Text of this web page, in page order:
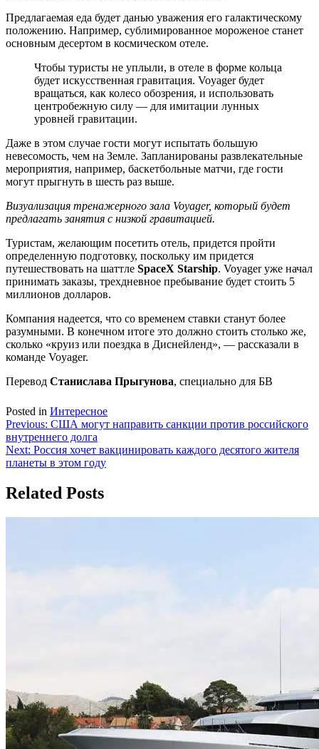
Предлагаемая еда будет данью уважения его галактическому
положению. Например, сублимированное мороженое станет
основным десертом в космическом отеле.
Чтобы туристы не уплыли, в отеле в форме кольца
будет искусственная гравитация. Voyager будет
вращаться, как колесо обозрения, и использовать
центробежную силу — для имитации лунных
уровней гравитации.
Даже в этом случае гости могут испытать большую
невесомость, чем на Земле. Запланированы развлекательные
мероприятия, например, баскетбольные матчи, где гости
могут прыгнуть в шесть раз выше.
Визуализация тренажерного зала Voyager, который будет
предлагать занятия с низкой гравитацией.
Туристам, желающим посетить отель, придется пройти
определенную подготовку, поскольку им придется
путешествовать на шаттле SpaceX Starship. Voyager уже начал
принимать заказы, трехдневное пребывание будет стоить 5
миллионов долларов.
Компания надеется, что со временем ставки станут более
разумными. В конечном итоге это должно стоить столько же,
сколько «круиз или поездка в Диснейленд», — рассказали в
команде Voyager.
Перевод Станислава Прыгунова, специально для БВ
Posted in Интересное
Навигация
по
записям
Previous: США могут направить санкции против российского
внутреннего долга
Next: Россия хочет вакцинировать каждого десятого жителя
планеты в этом году
Related Posts